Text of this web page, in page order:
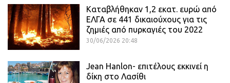
Καταβλήθηκαν 1,2 εκατ. ευρώ από
ΕΛΓΑ σε 441 δικαιούχους για τις
ζημιές από πυρκαγιές του 2022
30/06/2026 20:48
Jean Hanlon- επιτέλους εκκινεί η
δίκη στο Λασίθι